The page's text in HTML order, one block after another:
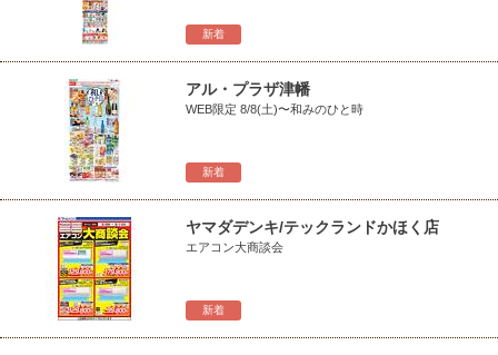
新着
新着
アル・プラザ津幡
WEB限定 8/8(土)〜和みのひと時
新着
ヤマダデンキ/テックランドかほく店
エアコン大商談会